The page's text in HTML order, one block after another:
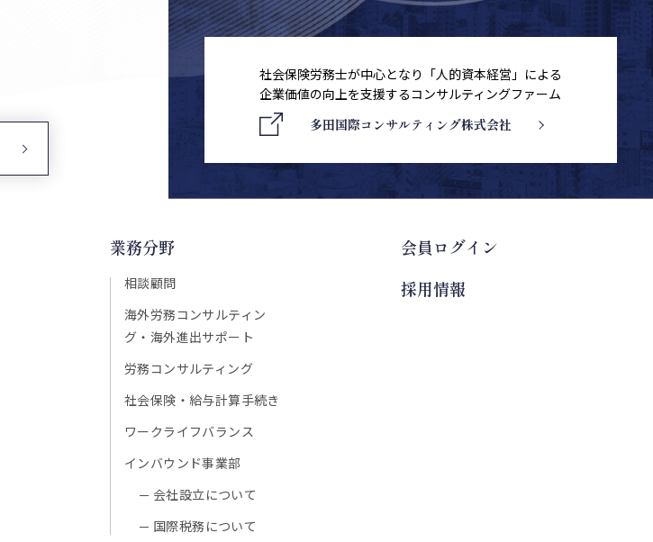
社会保険労務士が中心となり「人的資本経営」による
企業価値の向上を支援するコンサルティングファーム
多田国際コンサルティング株式会社
業務分野
相談顧問
海外労務コンサルティン
グ・海外進出サポート
労務コンサルティング
社会保険・給与計算手続き
ワークライフバランス
インバウンド事業部
会社設立について
国際税務について
会員ログイン
採用情報